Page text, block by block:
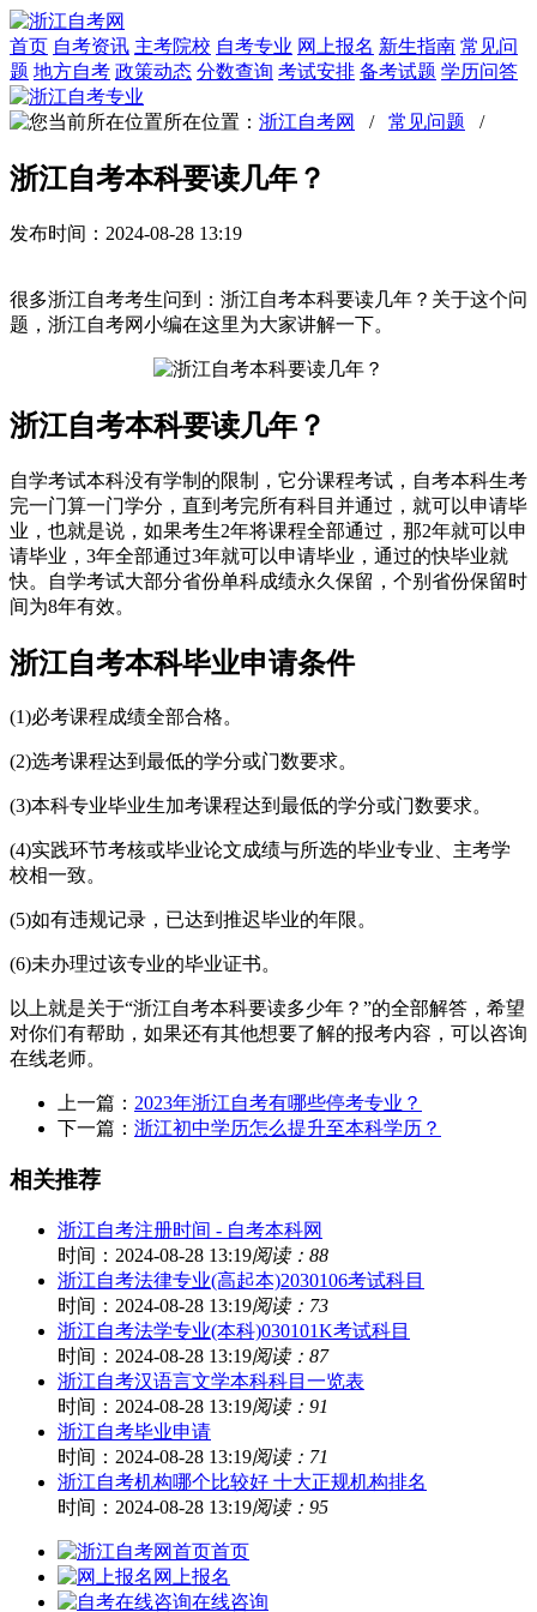
首页 自考资讯 主考院校 自考专业 网上报名 新生指南 常见问
题 地方自考 政策动态 分数查询 考试安排 备考试题 学历问答
所在位置： 浙江自考网 / 常见问题 /
浙江自考本科要读几年？
发布时间：2024-08-28 13:19
很多浙江自考考生问到：浙江自考本科要读几年？关于这个问
题，浙江自考网小编在这里为大家讲解一下。
浙江自考本科要读几年？
自学考试本科没有学制的限制，它分课程考试，自考本科生考
完一门算一门学分，直到考完所有科目并通过，就可以申请毕
业，也就是说，如果考生2年将课程全部通过，那2年就可以申
请毕业，3年全部通过3年就可以申请毕业，通过的快毕业就
快。自学考试大部分省份单科成绩永久保留，个别省份保留时
间为8年有效。
浙江自考本科毕业申请条件
(1)必考课程成绩全部合格。
(2)选考课程达到最低的学分或门数要求。
(3)本科专业毕业生加考课程达到最低的学分或门数要求。
(4)实践环节考核或毕业论文成绩与所选的毕业专业、主考学
校相一致。
(5)如有违规记录，已达到推迟毕业的年限。
(6)未办理过该专业的毕业证书。
以上就是关于“浙江自考本科要读多少年？”的全部解答，希望
对你们有帮助，如果还有其他想要了解的报考内容，可以咨询
在线老师。
上一篇： 2023年浙江自考有哪些停考专业？
下一篇： 浙江初中学历怎么提升至本科学历？
相关推荐
浙江自考注册时间 - 自考本科网
时间：2024-08-28 13:19阅读：88
浙江自考法律专业(高起本)2030106考试科目
时间：2024-08-28 13:19阅读：73
浙江自考法学专业(本科)030101K考试科目
时间：2024-08-28 13:19阅读：87
浙江自考汉语言文学本科科目一览表
时间：2024-08-28 13:19阅读：91
浙江自考毕业申请
时间：2024-08-28 13:19阅读：71
浙江自考机构哪个比较好 十大正规机构排名
时间：2024-08-28 13:19阅读：95
首页
网上报名
在线咨询